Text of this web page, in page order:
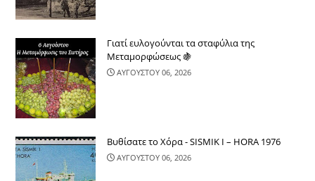
Γιατί ευλογούνται τα σταφύλια της
Μεταμορφώσεως 🍇
ΑΥΓΟΥΣΤΟΥ 06, 2026
Βυθίσατε το Χόρα - SISMIK I – HORA 1976
ΑΥΓΟΥΣΤΟΥ 06, 2026